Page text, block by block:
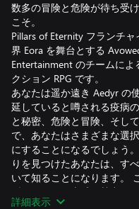
数多の冒険と危険が待ち受
こそ。
Pillars of Eternity フランチ
界 Eora を舞台とする
Entertainment のチームに
クション RPG です。
あなたは遥か遠き Aedyr の
延していると噂される疫病
と秘密、危険と冒険、そし
で、あなたはさまざまな選
にすることになるでしょう
りを見つけたあなたは、す
いて知ることになります。
裂こうとする脅威の勢力か
詳細表示